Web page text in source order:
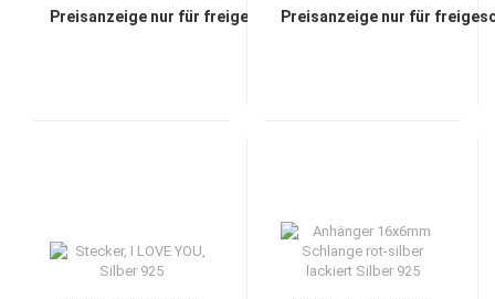
Preisanzeige nur für freigeschaltete Kunden
Preisanzeige nur für